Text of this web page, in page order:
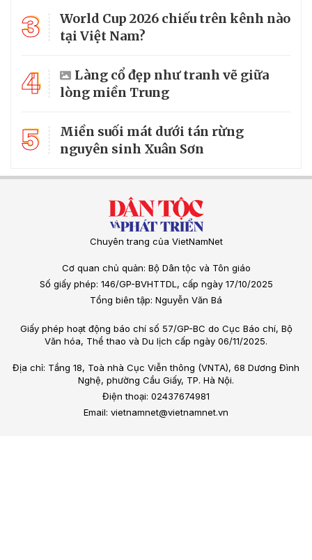
3
World Cup 2026 chiếu trên kênh nào
tại Việt Nam?
4
Làng cổ đẹp như tranh vẽ giữa
lòng miền Trung
5
Miền suối mát dưới tán rừng
nguyên sinh Xuân Sơn
Chuyên trang của VietNamNet
Cơ quan chủ quản: Bộ Dân tộc và Tôn giáo
Số giấy phép: 146/GP-BVHTTDL, cấp ngày 17/10/2025
Tổng biên tập: Nguyễn Văn Bá
Giấy phép hoạt động báo chí số 57/GP-BC do Cục Báo chí, Bộ
Văn hóa, Thể thao và Du lịch cấp ngày 06/11/2025.
Địa chỉ: Tầng 18, Toà nhà Cục Viễn thông (VNTA), 68 Dương Đình
Nghệ, phường Cầu Giấy, TP. Hà Nội.
Điện thoại: 02437674981
Email: vietnamnet@vietnamnet.vn